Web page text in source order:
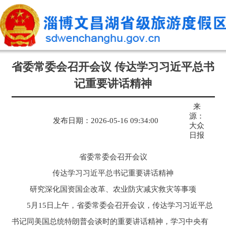
省委常委会召开会议 传达学习习近平总书
记重要讲话精神
发布日期：2026-05-16 09:34:00
来
源：
大众
日报
省委常委会召开会议
传达学习习近平总书记重要讲话精神
研究深化国资国企改革、农业防灾减灾救灾等事项
5月15日上午，省委常委会召开会议，传达学习习近平总
书记同美国总统特朗普会谈时的重要讲话精神，学习中央有